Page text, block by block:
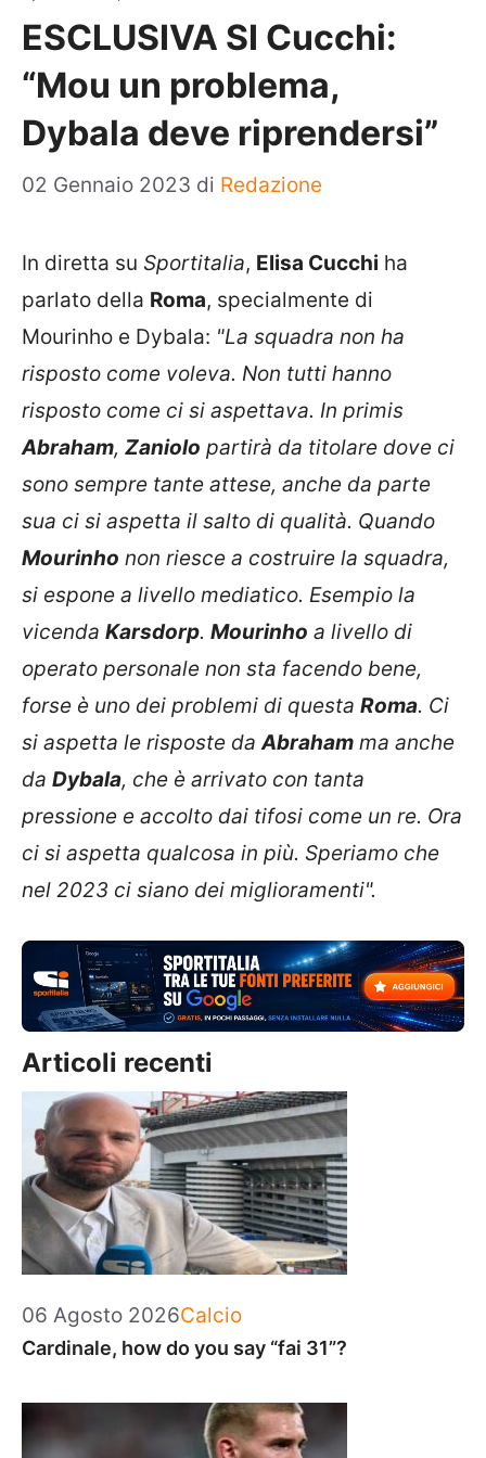
ESCLUSIVA SI Cucchi:
“Mou un problema,
Dybala deve riprendersi”
02 Gennaio 2023 di Redazione
In diretta su Sportitalia, Elisa Cucchi ha
parlato della Roma, specialmente di
Mourinho e Dybala: "La squadra non ha
risposto come voleva. Non tutti hanno
risposto come ci si aspettava. In primis
Abraham, Zaniolo partirà da titolare dove ci
sono sempre tante attese, anche da parte
sua ci si aspetta il salto di qualità. Quando
Mourinho non riesce a costruire la squadra,
si espone a livello mediatico. Esempio la
vicenda Karsdorp. Mourinho a livello di
operato personale non sta facendo bene,
forse è uno dei problemi di questa Roma. Ci
si aspetta le risposte daAbraham ma anche
da Dybala, che è arrivato con tanta
pressione e accolto dai tifosi come un re. Ora
ci si aspetta qualcosa in più. Speriamo che
nel 2023 ci siano dei miglioramenti".
Articoli recenti
06 Agosto 2026Categorie
Calcio
Cardinale, how do you say “fai 31”?